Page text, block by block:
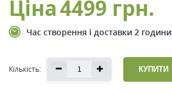
Ціна4499 грн.
Час створення і доставки 2 години
Кількість: КУПИТИ